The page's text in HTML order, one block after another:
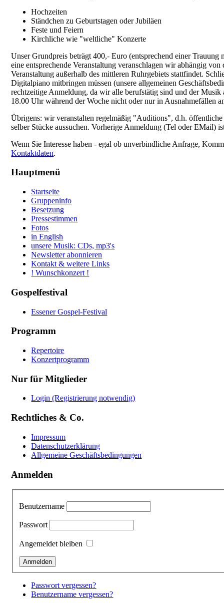
Hochzeiten
Ständchen zu Geburtstagen oder Jubiläen
Feste und Feiern
Kirchliche wie "weltliche" Konzerte
Unser Grundpreis beträgt 400,- Euro (entsprechend einer
eine entsprechende Veranstaltung veranschlagen wir abhängig
Veranstaltung außerhalb des mittleren Ruhrgebiets stattfindet.
Digitalpiano mitbringen müssen (unsere allgemeinen
rechtzeitige Anmeldung, da wir alle berufstätig sind und der
18.00 Uhr während der Woche nicht oder nur in Ausnahmefällen
Übrigens: wir veranstalten regelmäßig "Auditions", d.h.
selber Stücke aussuchen. Vorherige Anmeldung (Tel oder EMail)
Wenn Sie Interesse haben - egal ob unverbindliche Anfrage,
Kontaktdaten.
Hauptmenü
Startseite
Gruppeninfo
Besetzung
Pressestimmen
Fotos
in English
unsere Musik: CDs, mp3's
Newsletter abonnieren
Kontakt & weitere Links
! Wunschkonzert !
Gospelfestival
Essener Gospel-Festival
Programm
Repertoire
Konzertprogramm
Nur für Mitglieder
Login (Registrierung notwendig)
Rechtliches & Co.
Impressum
Datenschutzerklärung
Allgemeine Geschäftsbedingungen
Anmelden
Benutzername
Passwort
Angemeldet bleiben
Passwort vergessen?
Benutzername vergessen?